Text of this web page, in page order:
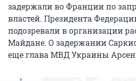
задержали во Франции по
властей. Президента
подозревали в организации
Майдане. О задержании
еще глава МВД Украины